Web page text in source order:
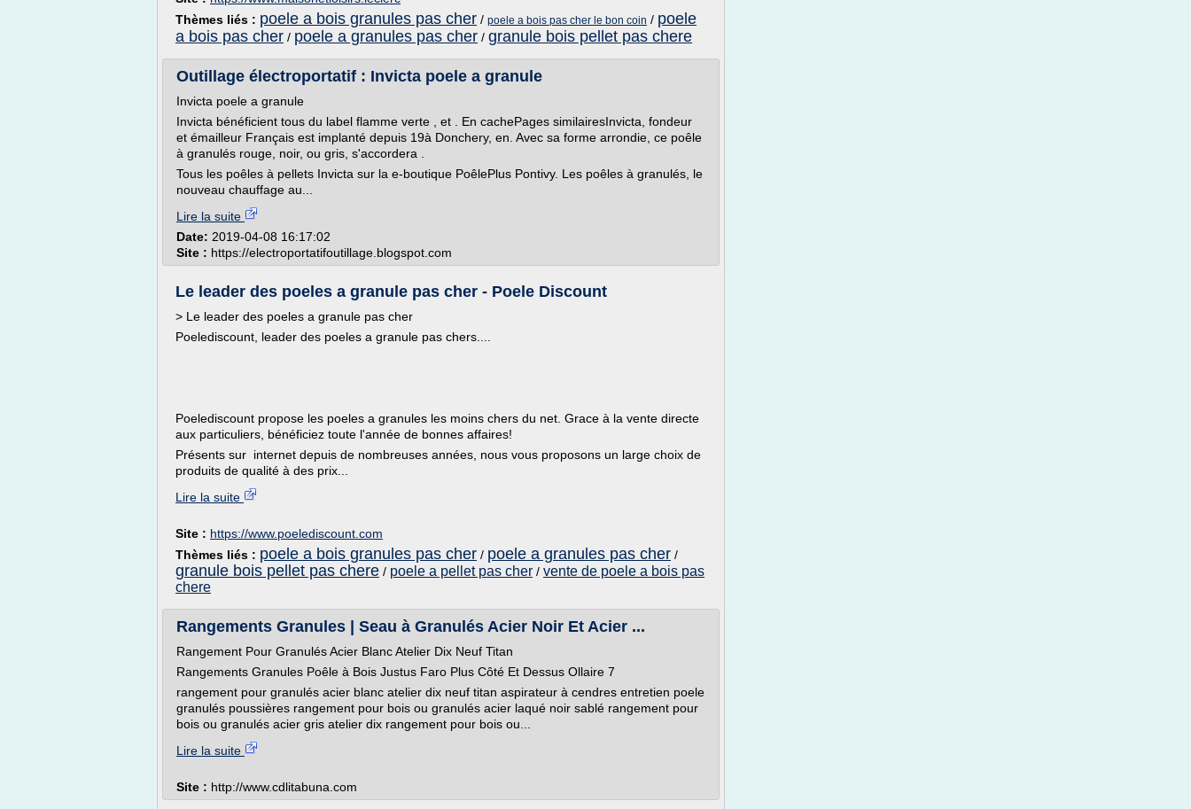
Thèmes liés : poele a bois granules pas cher / poele a bois pas cher le bon coin / poele
a bois pas cher / poele a granules pas cher / granule bois pellet pas chere
Outillage électroportatif : Invicta poele a granule
Invicta poele a granule
Invicta bénéficient tous du label flamme verte , et . En cachePages similairesInvicta, fondeur
et émailleur Français est implanté depuis 19à Donchery, en. Avec sa forme arrondie, ce poêle
à granulés rouge, noir, ou gris, s'accordera .
Tous les poêles à pellets Invicta sur la e-boutique PoêlePlus Pontivy. Les poêles à granulés, le
nouveau chauffage au...
Lire la suite
Date: 2019-04-08 16:17:02
Site : https://electroportatifoutillage.blogspot.com
Le leader des poeles a granule pas cher - Poele Discount
> Le leader des poeles a granule pas cher
Poelediscount, leader des poeles a granule pas chers....
Poelediscount propose les poeles a granules les moins chers du net. Grace à la vente directe
aux particuliers, bénéficiez toute l'année de bonnes affaires!
Présents sur internet depuis de nombreuses années, nous vous proposons un large choix de
produits de qualité à des prix...
Lire la suite
Site : https://www.poelediscount.com
Thèmes liés : poele a bois granules pas cher / poele a granules pas cher /
granule bois pellet pas chere / poele a pellet pas cher / vente de poele a bois pas
chere
Rangements Granules | Seau à Granulés Acier Noir Et Acier ...
Rangement Pour Granulés Acier Blanc Atelier Dix Neuf Titan
Rangements Granules Poêle à Bois Justus Faro Plus Côté Et Dessus Ollaire 7
rangement pour granulés acier blanc atelier dix neuf titan aspirateur à cendres entretien poele
granulés poussières rangement pour bois ou granulés acier laqué noir sablé rangement pour
bois ou granulés acier gris atelier dix rangement pour bois ou...
Lire la suite
Site : http://www.cdlitabuna.com